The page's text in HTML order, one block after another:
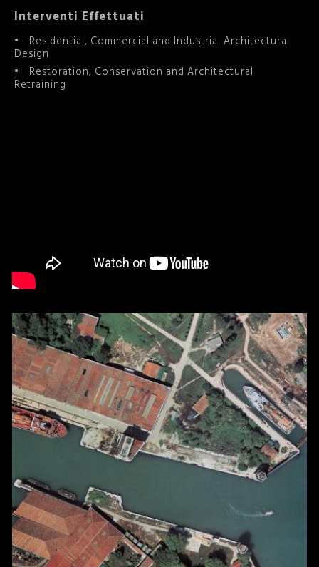
Interventi Effettuati
Residential, Commercial and Industrial Architectural
Design
Restoration, Conservation and Architectural
Retraining